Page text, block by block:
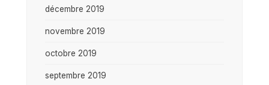
décembre 2019
novembre 2019
octobre 2019
septembre 2019